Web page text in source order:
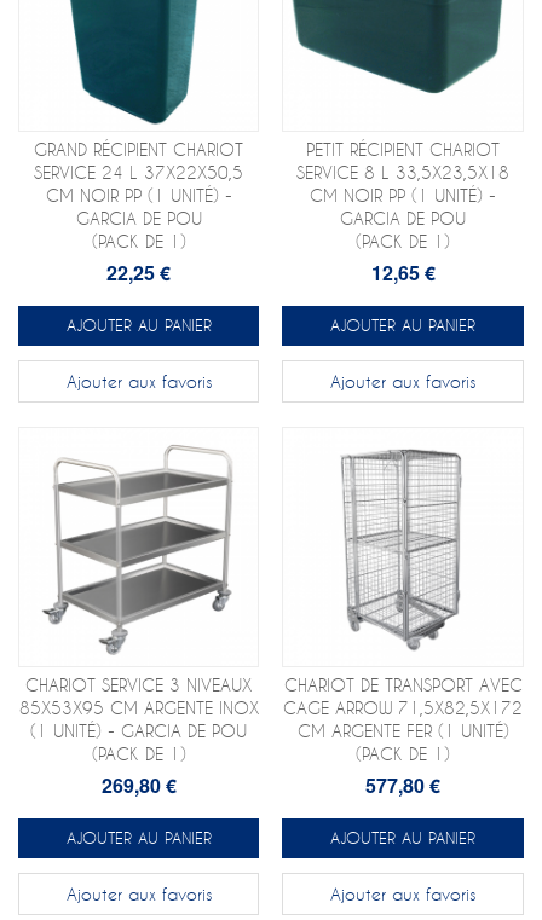
GRAND RÉCIPIENT CHARIOT
SERVICE 24 L 37X22X50,5
CM NOIR PP (1 UNITÉ) -
GARCIA DE POU
(PACK DE 1)
22,25 €
AJOUTER AU PANIER
Ajouter aux favoris
PETIT RÉCIPIENT CHARIOT
SERVICE 8 L 33,5X23,5X18
CM NOIR PP (1 UNITÉ) -
GARCIA DE POU
(PACK DE 1)
12,65 €
AJOUTER AU PANIER
Ajouter aux favoris
CHARIOT SERVICE 3 NIVEAUX
85X53X95 CM ARGENTE INOX
(1 UNITÉ) - GARCIA DE POU
(PACK DE 1)
269,80 €
AJOUTER AU PANIER
Ajouter aux favoris
CHARIOT DE TRANSPORT AVEC
CAGE ARROW 71,5X82,5X172
CM ARGENTE FER (1 UNITÉ)
(PACK DE 1)
577,80 €
AJOUTER AU PANIER
Ajouter aux favoris